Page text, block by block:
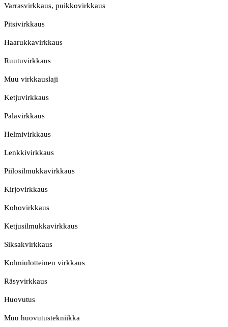
Varrasvirkkaus, puikkovirkkaus
Pitsivirkkaus
Haarukkavirkkaus
Ruutuvirkkaus
Muu virkkauslaji
Ketjuvirkkaus
Palavirkkaus
Helmivirkkaus
Lenkkivirkkaus
Piilosilmukkavirkkaus
Kirjovirkkaus
Kohovirkkaus
Ketjusilmukkavirkkaus
Siksakvirkkaus
Kolmiulotteinen virkkaus
Räsyvirkkaus
Huovutus
Muu huovutustekniikka